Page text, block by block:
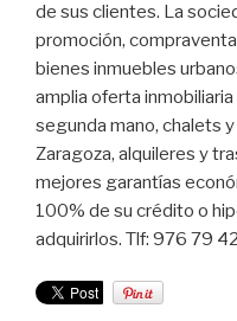
de sus clientes. La
promoción,
bienes inmuebles
amplia oferta
segunda mano, chalets
Zaragoza, alquileres y
mejores garantías
100% de su crédito o
adquirirlos. Tlf: 976 79